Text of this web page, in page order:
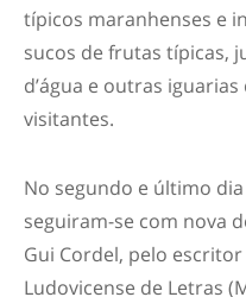
típicos maranhenses e
sucos de frutas típicas,
d’água e outras
visitantes.
No segundo e último
seguiram-se com nova
Gui Cordel, pelo
Ludovicense de Letras